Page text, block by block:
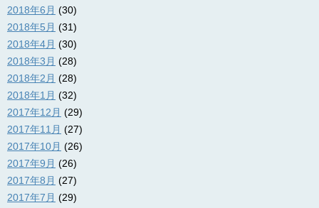
2018年6月 (30)
2018年5月 (31)
2018年4月 (30)
2018年3月 (28)
2018年2月 (28)
2018年1月 (32)
2017年12月 (29)
2017年11月 (27)
2017年10月 (26)
2017年9月 (26)
2017年8月 (27)
2017年7月 (29)